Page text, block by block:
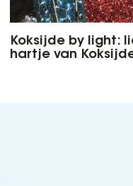
Koksijde by light:
hartje van